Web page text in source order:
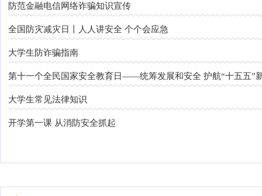
防范金融电信网络诈骗知识宣传
全国防灾减灾日丨人人讲安全 个个会应急
大学生防诈骗指南
第十一个全民国家安全教育日——统筹发展和安全 护航“十五五”
大学生常见法律知识
开学第一课 从消防安全抓起